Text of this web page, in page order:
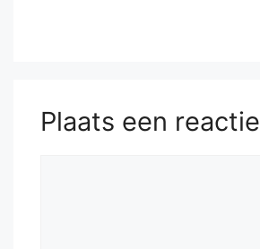
Plaats een reactie